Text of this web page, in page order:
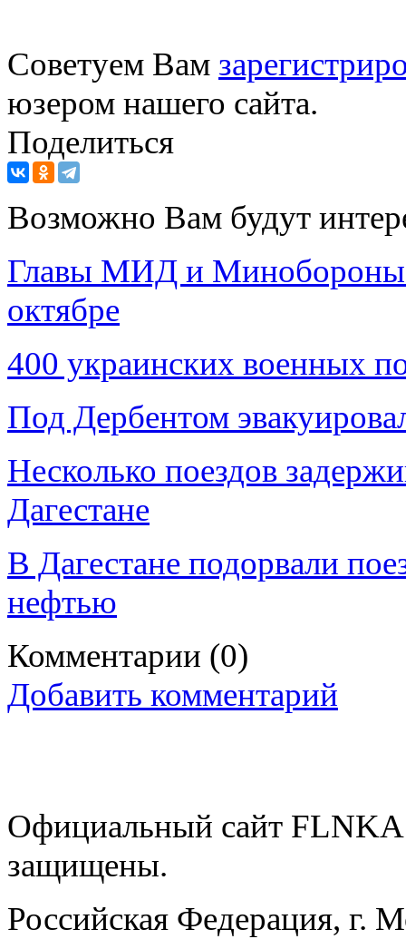
Советуем Вам
юзером нашего сайта.
Поделиться
Возможно Вам будут
Главы МИД и Минобороны
октябре
400 украинских военных
Под Дербентом
Несколько поездов
Дагестане
В Дагестане подорвали
нефтью
Комментарии (0)
Добавить комментарий
Официальный сайт
защищены.
Российская Федерация, г.